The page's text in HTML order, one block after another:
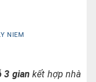
NIEM
3 giankết hợp nhà